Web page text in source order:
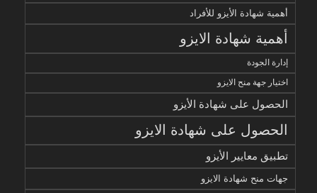
أهمية شهادة الأيزو للأفراد
أهمية شهادة الايزو
إدارة الجودة
اختيار جهة منح الايزو
الحصول على شهادة الأيزو
الحصول على شهادة الايزو
تطبيق معايير الأيزو
جهات منح شهادة الايزو